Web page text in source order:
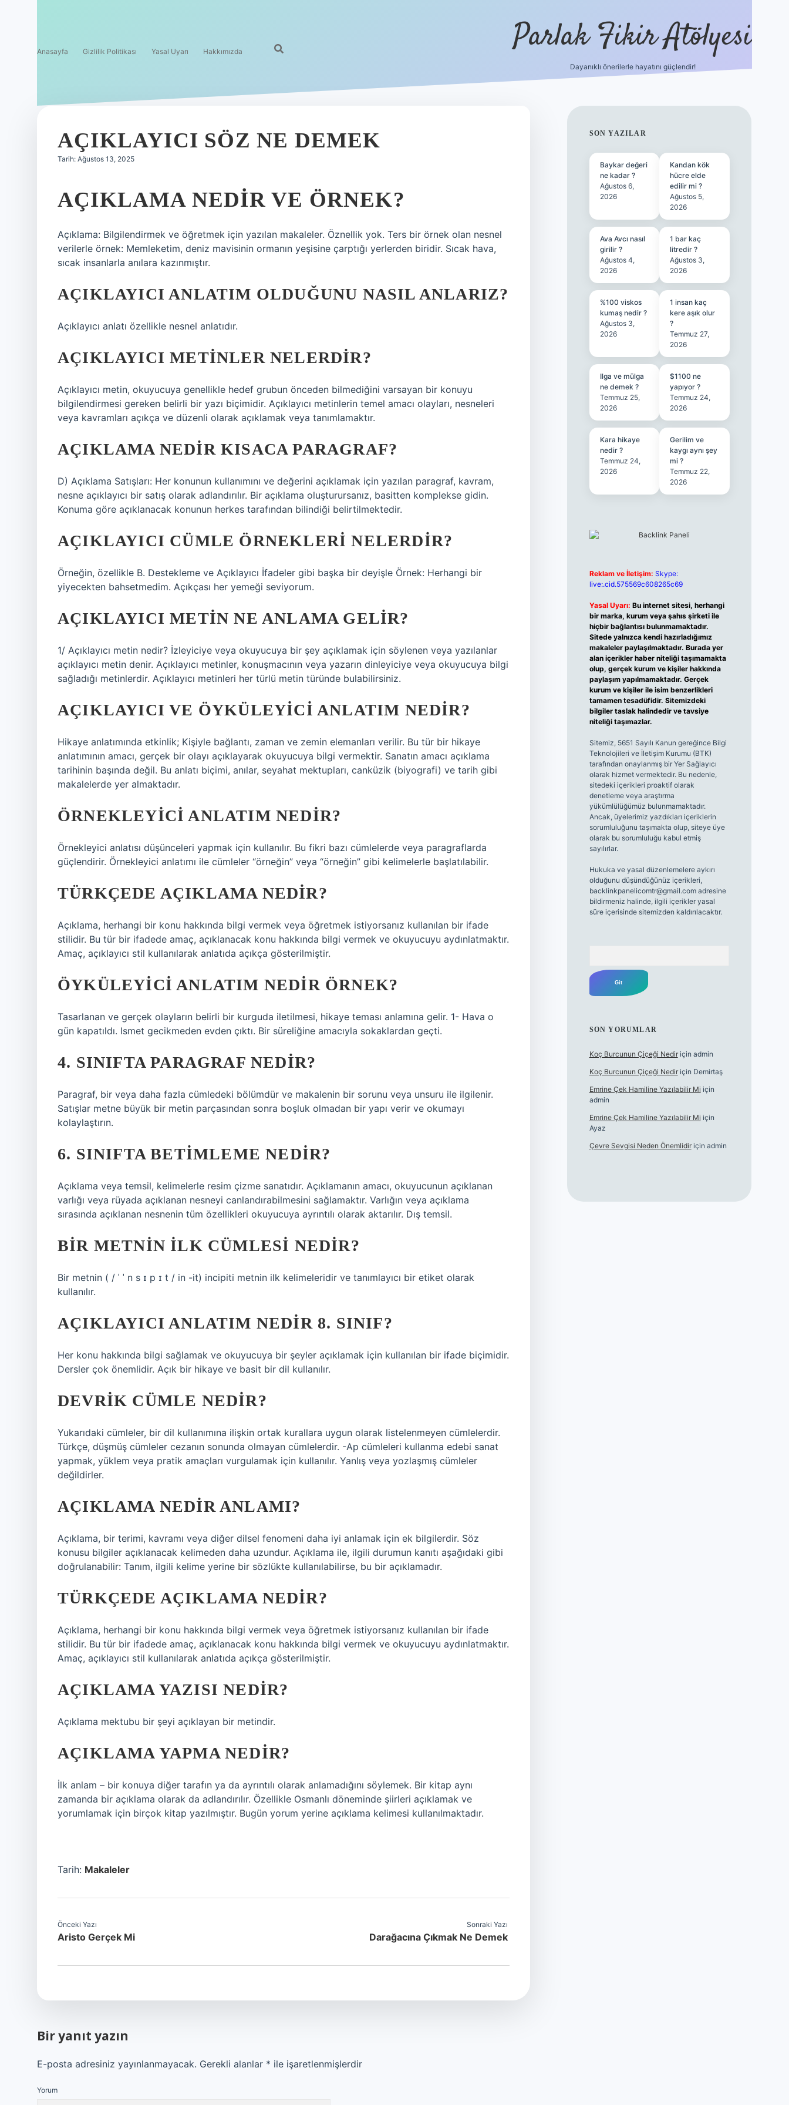
Anasayfa Gizlilik Politikası Yasal Uyarı Hakkımızda Parlak Fikir Atölyesi
Dayanıklı önerilerle hayatını güçlendir!
AÇIKLAYICI SÖZ NE DEMEK
Tarih: Ağustos 13, 2025
AÇIKLAMA NEDIR VE ÖRNEK?
Açıklama: Bilgilendirmek ve öğretmek için yazılan makaleler. Öznellik yok. Ters bir örnek olan nesnel
verilerle örnek: Memleketim, deniz mavisinin ormanın yeşisine çarptığı yerlerden biridir. Sıcak hava,
sıcak insanlarla anılara kazınmıştır.
AÇIKLAYICI ANLATIM OLDUĞUNU NASIL ANLARIZ?
Açıklayıcı anlatı özellikle nesnel anlatıdır.
AÇIKLAYICI METINLER NELERDIR?
Açıklayıcı metin, okuyucuya genellikle hedef grubun önceden bilmediğini varsayan bir konuyu
bilgilendirmesi gereken belirli bir yazı biçimidir. Açıklayıcı metinlerin temel amacı olayları, nesneleri
veya kavramları açıkça ve düzenli olarak açıklamak veya tanımlamaktır.
AÇIKLAMA NEDIR KISACA PARAGRAF?
D) Açıklama Satışları: Her konunun kullanımını ve değerini açıklamak için yazılan paragraf, kavram,
nesne açıklayıcı bir satış olarak adlandırılır. Bir açıklama oluşturursanız, basitten komplekse gidin.
Konuma göre açıklanacak konunun herkes tarafından bilindiği belirtilmektedir.
AÇIKLAYICI CÜMLE ÖRNEKLERI NELERDIR?
Örneğin, özellikle B. Destekleme ve Açıklayıcı İfadeler gibi başka bir deyişle Örnek: Herhangi bir
yiyecekten bahsetmedim. Açıkçası her yemeği seviyorum.
AÇIKLAYICI METIN NE ANLAMA GELIR?
1/ Açıklayıcı metin nedir? İzleyiciye veya okuyucuya bir şey açıklamak için söylenen veya yazılanlar
açıklayıcı metin denir. Açıklayıcı metinler, konuşmacının veya yazarın dinleyiciye veya okuyucuya bilgi
sağladığı metinlerdir. Açıklayıcı metinleri her türlü metin türünde bulabilirsiniz.
AÇIKLAYICI VE ÖYKÜLEYICI ANLATIM NEDIR?
Hikaye anlatımında etkinlik; Kişiyle bağlantı, zaman ve zemin elemanları verilir. Bu tür bir hikaye
anlatımının amacı, gerçek bir olayı açıklayarak okuyucuya bilgi vermektir. Sanatın amacı açıklama
tarihinin başında değil. Bu anlatı biçimi, anılar, seyahat mektupları, canküzik (biyografi) ve tarih gibi
makalelerde yer almaktadır.
ÖRNEKLEYICI ANLATIM NEDIR?
Örnekleyici anlatısı düşünceleri yapmak için kullanılır. Bu fikri bazı cümlelerde veya paragraflarda
güçlendirir. Örnekleyici anlatımı ile cümleler “örneğin” veya “örneğin” gibi kelimelerle başlatılabilir.
TÜRKÇEDE AÇIKLAMA NEDIR?
Açıklama, herhangi bir konu hakkında bilgi vermek veya öğretmek istiyorsanız kullanılan bir ifade
stilidir. Bu tür bir ifadede amaç, açıklanacak konu hakkında bilgi vermek ve okuyucuyu aydınlatmaktır.
Amaç, açıklayıcı stil kullanılarak anlatıda açıkça gösterilmiştir.
ÖYKÜLEYICI ANLATIM NEDIR ÖRNEK?
Tasarlanan ve gerçek olayların belirli bir kurguda iletilmesi, hikaye teması anlamına gelir. 1- Hava o
gün kapatıldı. Ismet gecikmeden evden çıktı. Bir süreliğine amacıyla sokaklardan geçti.
4. SINIFTA PARAGRAF NEDIR?
Paragraf, bir veya daha fazla cümledeki bölümdür ve makalenin bir sorunu veya unsuru ile ilgilenir.
Satışlar metne büyük bir metin parçasından sonra boşluk olmadan bir yapı verir ve okumayı
kolaylaştırın.
6. SINIFTA BETIMLEME NEDIR?
Açıklama veya temsil, kelimelerle resim çizme sanatıdır. Açıklamanın amacı, okuyucunun açıklanan
varlığı veya rüyada açıklanan nesneyi canlandırabilmesini sağlamaktır. Varlığın veya açıklama
sırasında açıklanan nesnenin tüm özellikleri okuyucuya ayrıntılı olarak aktarılır. Dış temsil.
BIR METNIN ILK CÜMLESI NEDIR?
Bir metnin ( / ˈ ˈ n s ɪ p ɪ t / in -it) incipiti metnin ilk kelimeleridir ve tanımlayıcı bir etiket olarak
kullanılır.
AÇIKLAYICI ANLATIM NEDIR 8. SINIF?
Her konu hakkında bilgi sağlamak ve okuyucuya bir şeyler açıklamak için kullanılan bir ifade biçimidir.
Dersler çok önemlidir. Açık bir hikaye ve basit bir dil kullanılır.
DEVRIK CÜMLE NEDIR?
Yukarıdaki cümleler, bir dil kullanımına ilişkin ortak kurallara uygun olarak listelenmeyen cümlelerdir.
Türkçe, düşmüş cümleler cezanın sonunda olmayan cümlelerdir. -Ap cümleleri kullanma edebi sanat
yapmak, yüklem veya pratik amaçları vurgulamak için kullanılır. Yanlış veya yozlaşmış cümleler
değildirler.
AÇIKLAMA NEDIR ANLAMI?
Açıklama, bir terimi, kavramı veya diğer dilsel fenomeni daha iyi anlamak için ek bilgilerdir. Söz
konusu bilgiler açıklanacak kelimeden daha uzundur. Açıklama ile, ilgili durumun kanıtı aşağıdaki gibi
doğrulanabilir: Tanım, ilgili kelime yerine bir sözlükte kullanılabilirse, bu bir açıklamadır.
TÜRKÇEDE AÇIKLAMA NEDIR?
Açıklama, herhangi bir konu hakkında bilgi vermek veya öğretmek istiyorsanız kullanılan bir ifade
stilidir. Bu tür bir ifadede amaç, açıklanacak konu hakkında bilgi vermek ve okuyucuyu aydınlatmaktır.
Amaç, açıklayıcı stil kullanılarak anlatıda açıkça gösterilmiştir.
AÇIKLAMA YAZISI NEDIR?
Açıklama mektubu bir şeyi açıklayan bir metindir.
AÇIKLAMA YAPMA NEDIR?
İlk anlam – bir konuya diğer tarafın ya da ayrıntılı olarak anlamadığını söylemek. Bir kitap aynı
zamanda bir açıklama olarak da adlandırılır. Özellikle Osmanlı döneminde şiirleri açıklamak ve
yorumlamak için birçok kitap yazılmıştır. Bugün yorum yerine açıklama kelimesi kullanılmaktadır.
Tarih: Makaleler
Önceki Yazı
Aristo Gerçek Mi
Sonraki Yazı
Darağacına Çıkmak Ne Demek
Bir yanıt yazın
E-posta adresiniz yayınlanmayacak. Gerekli alanlar * ile işaretlenmişlerdir
Yorum
SIDEBAR
SON YAZILAR
Baykar değeri
ne kadar ?
Ağustos 6,
2026
Kandan kök
hücre elde
edilir mi ?
Ağustos 5,
2026
Ava Avcı nasıl
girilir ?
Ağustos 4,
2026
1 bar kaç
litredir ?
Ağustos 3,
2026
%100 viskos
kumaş nedir ?
Ağustos 3,
2026
1 insan kaç
kere aşık olur
?
Temmuz 27,
2026
Ilga ve mülga
ne demek ?
Temmuz 25,
2026
$1100 ne
yapıyor ?
Temmuz 24,
2026
Kara hikaye
nedir ?
Temmuz 24,
2026
Gerilim ve
kaygı aynı şey
mi ?
Temmuz 22,
2026
Reklam ve İletişim: Skype:
live:.cid.575569c608265c69
Yasal Uyarı: Bu internet sitesi, herhangi
bir marka, kurum veya şahıs şirketi ile
hiçbir bağlantısı bulunmamaktadır.
Sitede yalnızca kendi hazırladığımız
makaleler paylaşılmaktadır. Burada yer
alan içerikler haber niteliği taşımamakta
olup, gerçek kurum ve kişiler hakkında
paylaşım yapılmamaktadır. Gerçek
kurum ve kişiler ile isim benzerlikleri
tamamen tesadüfidir. Sitemizdeki
bilgiler taslak halindedir ve tavsiye
niteliği taşımazlar.
Sitemiz, 5651 Sayılı Kanun gereğince Bilgi
Teknolojileri ve İletişim Kurumu (BTK)
tarafından onaylanmış bir Yer Sağlayıcı
olarak hizmet vermektedir. Bu nedenle,
sitedeki içerikleri proaktif olarak
denetleme veya araştırma
yükümlülüğümüz bulunmamaktadır.
Ancak, üyelerimiz yazdıkları içeriklerin
sorumluluğunu taşımakta olup, siteye üye
olarak bu sorumluluğu kabul etmiş
sayılırlar.
Hukuka ve yasal düzenlemelere aykırı
olduğunu düşündüğünüz içerikleri,
backlinkpanelicomtr@gmail.comadresine
bildirmeniz halinde, ilgili içerikler yasal
süre içerisinde sitemizden kaldırılacaktır.
SON YORUMLAR
Koç Burcunun Çiçeği Nediriçin admin
Koç Burcunun Çiçeği Nediriçin Demirtaş
Emrine Çek Hamiline Yazılabilir Mi için
admin
Emrine Çek Hamiline Yazılabilir Mi için
Ayaz
Çevre Sevgisi Neden Önemlidiriçin admin
ilbet casino